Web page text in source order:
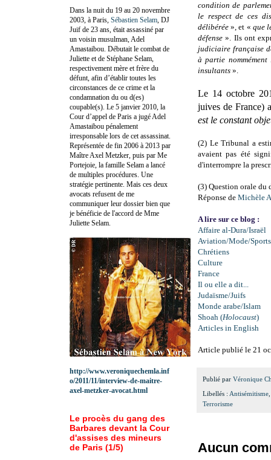
condition de
le respect de ces
délibérée », et « que
défense ». Ils ont
judiciaire française
à partie
insultants ».
Le 14 octobre
juives de France)
est le constant
(2) Le Tribunal a
avaient pas été
d'interrompre la
(3) Question orale du
Réponse de Michèle
A lire sur ce blog :
Affaire al-Dura/Israël
Aviation/Mode/Sports
Chrétiens
Culture
France
Il ou elle a dit...
Judaïsme/Juifs
Monde arabe/Islam
Shoah (Holocaust)
Articles in English
Article publié le 21
Publié par Véronique
Libellés : Antisémitisme,
Terrorisme
Aucun
Dans la nuit du 19 au 20 novembre
2003, à Paris, Sébastien Selam , DJ
Juif de 23 ans, était assassiné par
un voisin musulman, Adel
Amastaibou. Débutait le combat de
Juliette et de Stéphane Selam,
respectivement mère et frère du
défunt, afin d’établir toutes les
circonstances de ce crime et la
condamnation du ou d(es)
coupable(s). Le 5 janvier 2010, la
Cour d’appel de Paris a jugé Adel
Amastaibou pénalement
irresponsable lors de cet assassinat.
Représentée de fin 2006 à 2013 par
Maître Axel Metzker, puis par Me
Portejoie, la famille Selam a lancé
de multiples procédures. Une
stratégie pertinente. Mais ces deux
avocats refusent de me
communiquer leur dossier bien que
je bénéficie de l'accord de Mme
Juliette Selam.
http://www.veroniquechemla.inf
o/2011/11/interview-de-maitre-
axel-metzker-avocat.html
Le procès du gang des
Barbares devant la Cour
d'assises des mineurs
de Paris (1/5)